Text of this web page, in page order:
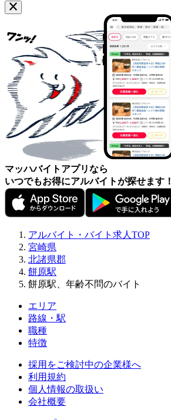
マッハバイトアプリなら
いつでもお得にアルバイトが探せます！
アルバイト・バイト求人TOP
宮崎県
北諸県郡
餅原駅
餅原駅、年齢不問のバイト
エリア
路線・駅
職種
特徴
採用をご検討中の企業様へ
利用規約
個人情報の取扱い
会社概要